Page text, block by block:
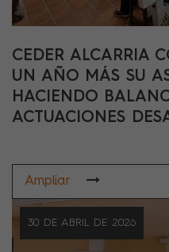
CEDER ALCARRIA
UN AÑO MÁS SU
HACIENDO
ACTUACIONES
Ampliar
30 DE ABRIL DE 2026